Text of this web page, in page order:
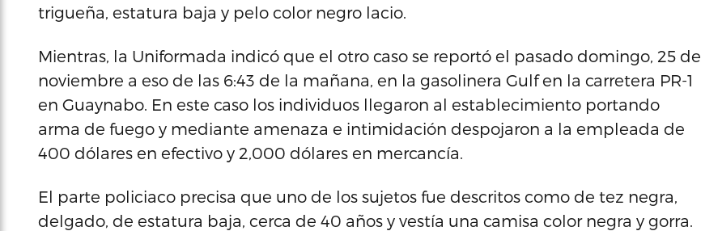
trigueña, estatura baja y pelo color negro lacio.
Mientras, la Uniformada indicó que el otro caso se reportó el pasado domingo, 25 de
noviembre a eso de las 6:43 de la mañana, en la gasolinera Gulf en la carretera PR-1
en Guaynabo. En este caso los individuos llegaron al establecimiento portando
arma de fuego y mediante amenaza e intimidación despojaron a la empleada de
400 dólares en efectivo y 2,000 dólares en mercancía.
El parte policiaco precisa que uno de los sujetos fue descritos como de tez negra,
delgado, de estatura baja, cerca de 40 años y vestía una camisa color negra y gorra.